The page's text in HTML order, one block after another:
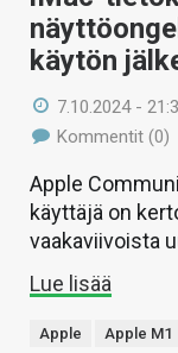
käytön
7.10.2024 -
Kommentit (0)
Apple
käyttäjä on
vaakaviivoista
Lue lisää
Apple Apple M1